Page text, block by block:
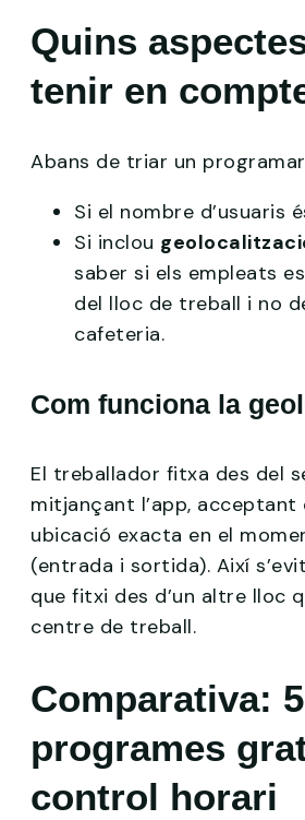
Quins
tenir en
Abans de triar un
Si el nombre d’usuaris
Si inclou
saber si els empleats
del lloc de treball i no
cafeteria.
Com funciona la
El treballador fitxa des del
mitjançant l’app,
ubicació exacta en el
(entrada i sortida). Així
que fitxi des d’un altre lloc
centre de treball.
Comparativa: 5
programes
control horari